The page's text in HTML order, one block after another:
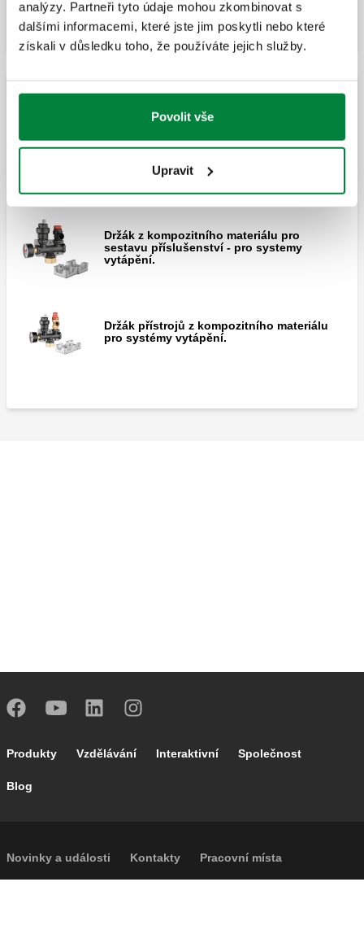
analýzy. Partneři tyto údaje mohou zkombinovat s
dalšími informacemi, které jste jim poskytli nebo které
získali v důsledku toho, že používáte jejich služby.
Povolit vše
Upravit
Sada technopolymerových držáků přístrojů
Držák z kompozitního materiálu pro
sestavu příslušenství - pro systemy
vytápění.
Držák z kompozitního materiálu pro
sestavu příslušenství - pro systemy
vytápění.
Držák přístrojů z kompozitního materiálu
pro systémy vytápění.
Footer main navigation
Produkty Vzdělávání Interaktivní Společnost
Blog
Footer secondary navigation
Novinky a události Kontakty Pracovní místa